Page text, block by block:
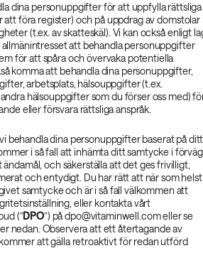
dina personuppgifter för att uppfylla rättsliga
att föra register) och på uppdrag av domstolar
(t.ex. av skatteskäl). Vi kan också enligt
allmänintresset att behandla personuppgifter
för att spåra och övervaka potentiella
komma att behandla dina personuppgifter,
arbetsplats, hälsouppgifter (t.ex.
hälsouppgifter som du förser oss med)
eller försvara rättsliga anspråk.
behandla dina personuppgifter baserat på ditt
i så fall att inhämta ditt samtycke i
och säkerställa att det ges frivilligt,
och entydigt. Du har rätt att när som helst
samtycke och är i så fall välkommen att
eller kontakta vårt
(”DPO”) på dpo@vitaminwell.com eller se
nedan. Observera att ett återtagande av
att gälla retroaktivt för redan utförd